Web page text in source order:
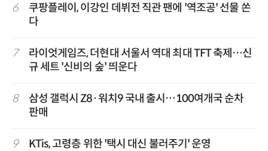
6
쿠팡플레이, 이강인 데뷔전 직관 팬에 '역조공' 선물 쏜
다
7
라이엇게임즈, 더현대 서울서 역대 최대 TFT 축제…신
규 세트 '신비의 숲' 띄운다
8
삼성 갤럭시 Z8·워치9 국내 출시…100여개국 순차
판매
9 KTis, 고령층 위한 '택시 대신 불러주기' 운영